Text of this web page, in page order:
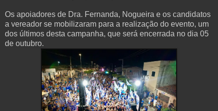
Os apoiadores de Dra. Fernanda, Nogueira e os candidatos
a vereador se mobilizaram para a realização do evento, um
dos últimos desta campanha, que será encerrada no dia 05
de outubro.